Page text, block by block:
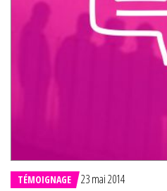
TÉMOIGNAGE 23 mai 2014